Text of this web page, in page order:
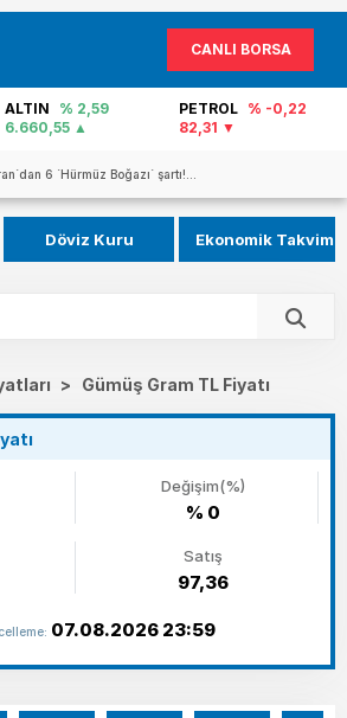
CANLI BORSA
ALTIN
% 2,59
6.660,55
PETROL % -0,22
82,31
6 `Hürmüz Boğazı` şartı!...
Döviz Kuru Ekonomik Takvim
> Gümüş Gram TL Fiyatı
Değişim(%)
% 0
Satış
97,36
07.08.2026 23:59